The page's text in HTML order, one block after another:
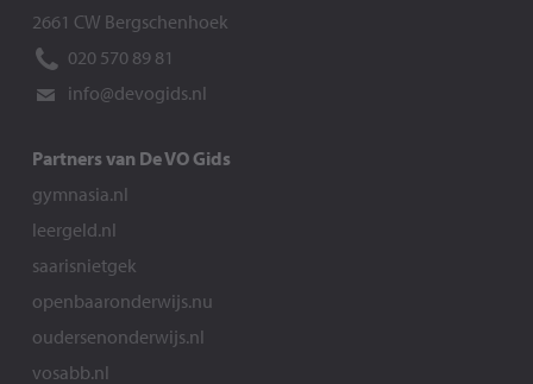
2661 CW Bergschenhoek
020 570 89 81
info@devogids.nl
Partners van De VO Gids
gymnasia.nl
leergeld.nl
saarisnietgek
openbaaronderwijs.nu
oudersenonderwijs.nl
vosabb.nl